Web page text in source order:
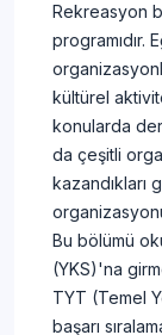
Rekreasyon
programıdır.
kültürel
konularda
da çeşitli
kazandıkları
Bu bölümü
(YKS)'na
TYT (Temel
başarı